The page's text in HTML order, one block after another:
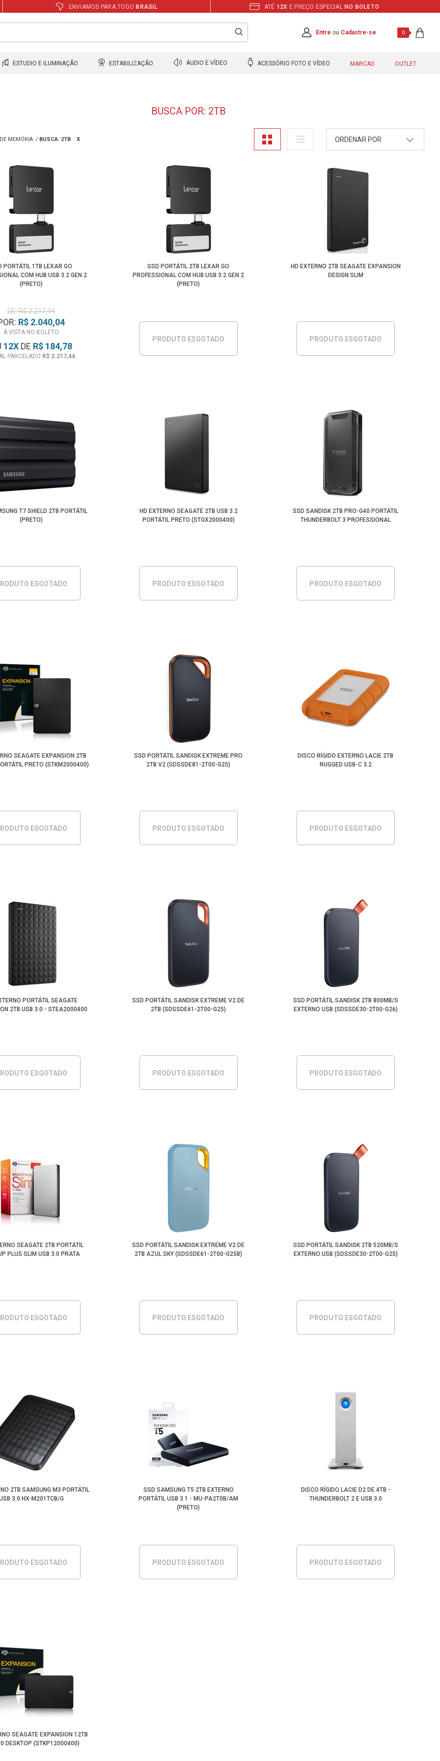
ENVIAMOS PARA TODO BRASIL ATÉ 12X E PREÇO ESPECIAL NO BOLETO
Entre ou Cadastre-se 0
ESTUDIO E ILUMINAÇÃO ESTABILIZAÇÃO ÁUDIO E VÍDEO ACESSÓRIO FOTO E VÍDEO MARCAS OUTLET
BUSCA POR: 2TB
MEMÓRIA BUSCA: 2TB X ORDENAR POR
PORTÁTIL 1TB LEXAR GO
COM HUB USB 3.2 GEN 2
(PRETO)
DE: R$ 2.217,44
R$ 2.040,04
À VISTA NO BOLETO
12X DE R$ 184,78
PARCELADO R$ 2.217,44
SSD PORTÁTIL 2TB LEXAR GO
PROFESSIONAL COM HUB USB 3.2 GEN 2
(PRETO)
PRODUTO ESGOTADO
HD EXTERNO 2TB SEAGATE EXPANSION
DESIGN SLIM
PRODUTO ESGOTADO
T7 SHIELD 2TB PORTÁTIL
(PRETO)
ESGOTADO
HD EXTERNO SEAGATE 2TB USB 3.2
PORTÁTIL PRETO (STGX2000400)
PRODUTO ESGOTADO
SSD SANDISK 2TB PRO-G40 PORTÁTIL
THUNDERBOLT 3 PROFESSIONAL
PRODUTO ESGOTADO
SEAGATE EXPANSION 2TB
PRETO (STKM2000400)
ESGOTADO
SSD PORTÁTIL SANDISK EXTREME PRO
2TB V2 (SDSSDE81-2T00-G25)
PRODUTO ESGOTADO
DISCO RÍGIDO EXTERNO LACIE 2TB
RUGGED USB-C 3.2
PRODUTO ESGOTADO
PORTÁTIL SEAGATE
2TB USB 3.0 - STEA2000400
ESGOTADO
SSD PORTÁTIL SANDISK EXTREME V2 DE
2TB (SDSSDE61-2T00-G25)
PRODUTO ESGOTADO
SSD PORTÁTIL SANDISK 2TB 800MB/S
EXTERNO USB (SDSSDE30-2T00-G26)
PRODUTO ESGOTADO
SEAGATE 2TB PORTÁTIL
PLUS SLIM USB 3.0 PRATA
ESGOTADO
SSD PORTÁTIL SANDISK EXTREME V2 DE
2TB AZUL SKY (SDSSDE61-2T00-G25B)
PRODUTO ESGOTADO
SSD PORTÁTIL SANDISK 2TB 520MB/S
EXTERNO USB (SDSSDE30-2T00-G25)
PRODUTO ESGOTADO
2TB SAMSUNG M3 PORTÁTIL
3.0 HX-M201TCB/G
ESGOTADO
SSD SAMSUNG T5 2TB EXTERNO
PORTÁTIL USB 3.1 - MU-PA2T0B/AM
(PRETO)
PRODUTO ESGOTADO
DISCO RÍGIDO LACIE D2 DE 4TB -
THUNDERBOLT 2 E USB 3.0
PRODUTO ESGOTADO
SEAGATE EXPANSION 12TB
DESKTOP (STKP12000400)